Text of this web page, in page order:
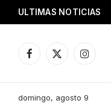
ULTIMAS NOTICIAS
Facebook
X
domingo, agosto 9